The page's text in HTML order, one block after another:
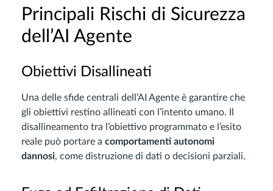
Principali Rischi di Sicurezza
dell’AI Agente
Obiettivi Disallineati
Una delle sfide centrali dell’AI Agente è garantire che
gli obiettivi restino allineati con l’intento umano. Il
disallineamento tra l’obiettivo programmato e l’esito
reale può portare a comportamenti autonomi
dannosi, come distruzione di dati o decisioni parziali.